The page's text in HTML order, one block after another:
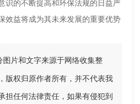
效益将成为其未来发展的重要优势
图片和文字来源于网络收集整
版权归原作者所有，并不代表我
担任何法律责任，如果有侵犯到